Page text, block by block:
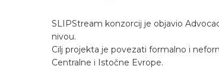
SLIPStream konzorcij je objavio
nivou.
Cilj projekta je povezati formalno i
Centralne i Istočne Evrope.